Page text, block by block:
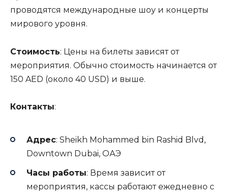
проводятся международные шоу и концерты
мирового уровня.
Стоимость: Цены на билеты зависят от
мероприятия. Обычно стоимость начинается от
150 AED (около 40 USD) и выше.
Контакты:
Адрес: Sheikh Mohammed bin Rashid Blvd,
Downtown Dubai, ОАЭ
Часы работы: Время зависит от
мероприятия, кассы работают ежедневно с